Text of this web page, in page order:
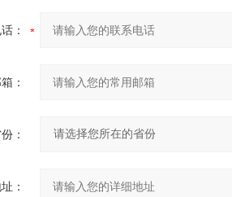
：
：
：
：